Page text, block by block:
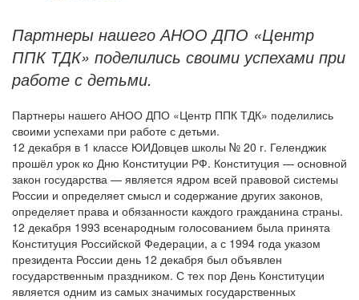
Партнеры нашего АНОО ДПО «Центр
ППК ТДК» поделились своими успехами при
работе с детьми.
Партнеры нашего АНОО ДПО «Центр ППК ТДК» поделились
своими успехами при работе с детьми.
12 декабря в 1 классе ЮИДовцев школы № 20 г. Геленджик
прошёл урок ко Дню Конституции РФ. Конституция — основной
закон государства — является ядром всей правовой системы
России и определяет смысл и содержание других законов,
определяет права и обязанности каждого гражданина страны.
12 декабря 1993 всенародным голосованием была принята
Конституция Российской Федерации, а с 1994 года указом
президента России день 12 декабря был объявлен
государственным праздником. С тех пор День Конституции
является одним из самых значимых государственных